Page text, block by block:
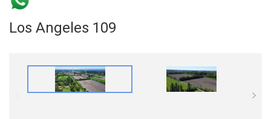
Los Angeles 109